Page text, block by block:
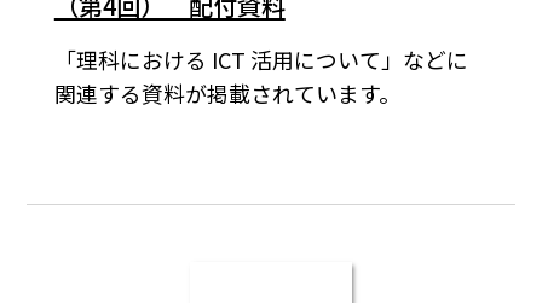
「理科における ICT 活用について」などに
関連する資料が掲載されています。